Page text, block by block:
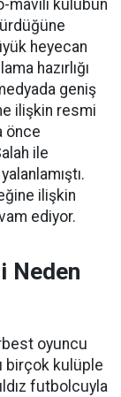
mavili kulübün
heyecan
hazırlığı
geniş
ilişkin resmi
önce
ile
ilişkin
ediyor.
Neden
oyuncu
birçok kulüple
futbolcuyla